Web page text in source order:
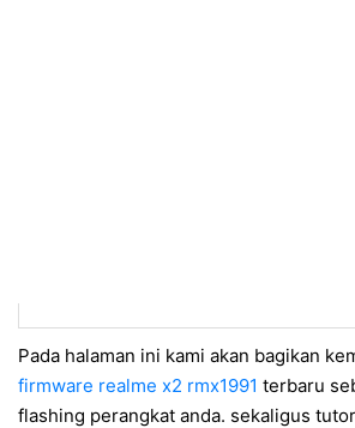
Pada halaman ini kami akan bagikan
firmware realme x2 rmx1991 terbaru
flashing perangkat anda. sekaligus